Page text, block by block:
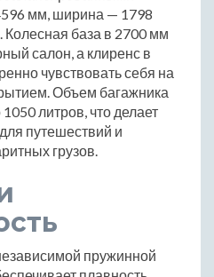
мм, ширина — 1798
база в 2700 мм
салон, а клиренс в
чувствовать себя на
Объем багажника
литров, что делает
путешествий и
грузов.
пружинной